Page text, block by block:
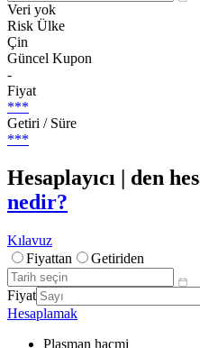
Veri yok
Risk Ülke
Çin
Güncel Kupon
-
Fiyat
***
Getiri / Süre
***
Hesaplayıcı | den
nedir?
Kılavuz
Fiyattan
Getiriden
Fiyat
Hesaplamak
Plasman hacmi